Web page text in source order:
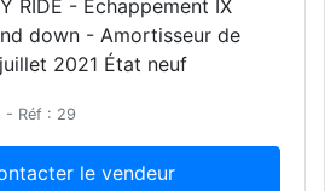
RIDE - Echappement IX
down - Amortisseur de
2021 État neuf
- Réf : 29
le vendeur